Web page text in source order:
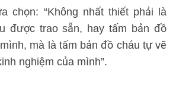
chọn: “Không nhất thiết phải là
được trao sẵn, hay tấm bản đồ
mà là tấm bản đồ cháu tự vẽ
nghiệm của mình”.